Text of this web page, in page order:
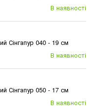
В наявності
Сінгапур 040 - 19 см
В наявності
Сінгапур 050 - 17 см
В наявності